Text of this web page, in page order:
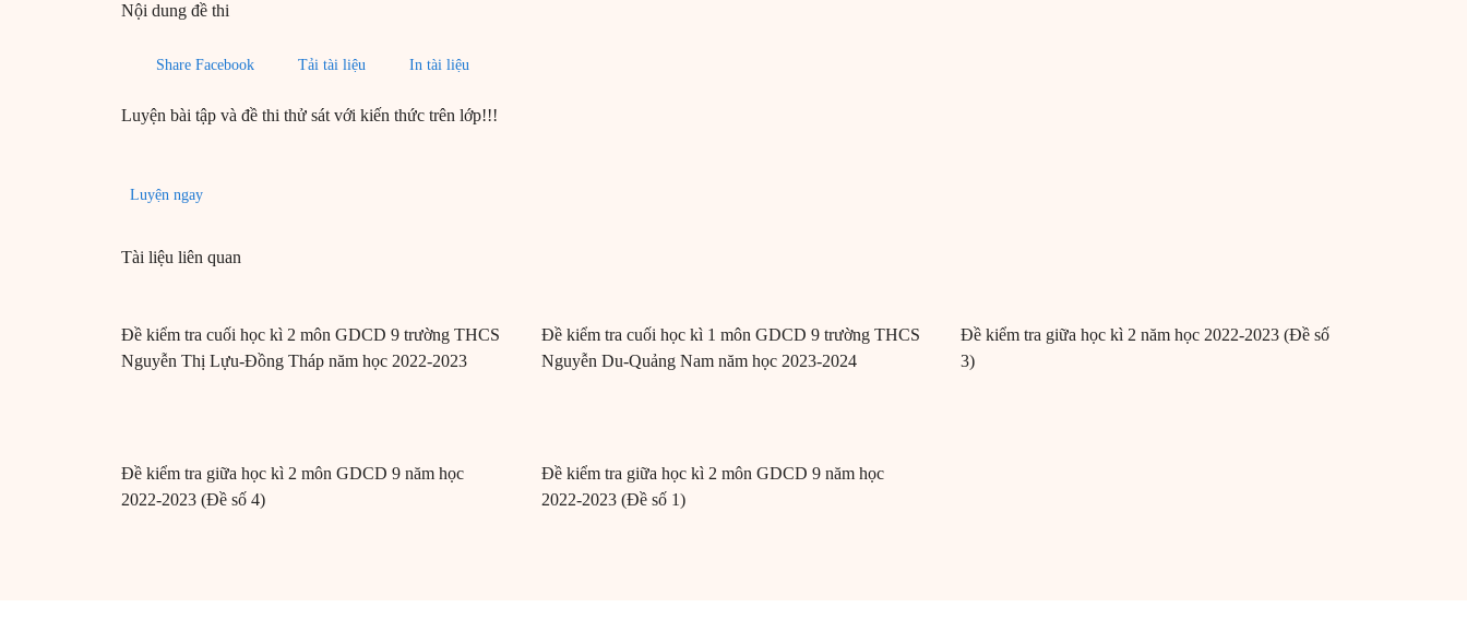
Nội dung đề thi
Share Facebook Tải tài liệu In tài liệu
Luyện bài tập và đề thi thử sát với kiến thức trên lớp!!!
Luyện ngay
Tài liệu liên quan
Đề kiểm tra cuối học kì 2 môn GDCD 9 trường THCS
Nguyễn Thị Lựu-Đồng Tháp năm học 2022-2023
Đề kiểm tra cuối học kì 1 môn GDCD 9 trường THCS
Nguyễn Du-Quảng Nam năm học 2023-2024
Đề kiểm tra giữa học kì 2 năm học 2022-2023 (Đề số
3)
Đề kiểm tra giữa học kì 2 môn GDCD 9 năm học
2022-2023 (Đề số 4)
Đề kiểm tra giữa học kì 2 môn GDCD 9 năm học
2022-2023 (Đề số 1)